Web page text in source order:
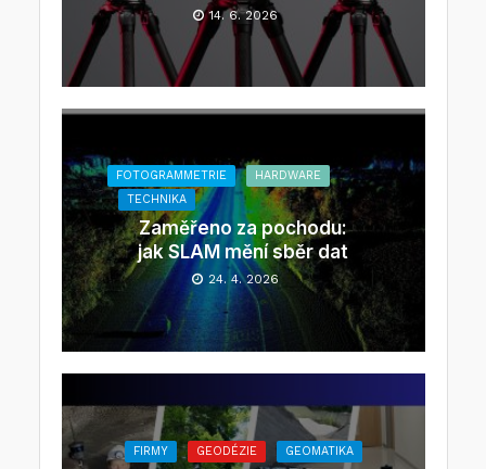
14. 6. 2026
FOTOGRAMMETRIE
HARDWARE
TECHNIKA
Zaměřeno za pochodu:
jak SLAM mění sběr dat
24. 4. 2026
FIRMY GEODÉZIE GEOMATIKA